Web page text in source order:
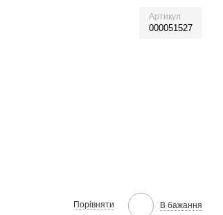
Артикул
000051527
Порівняти В бажання